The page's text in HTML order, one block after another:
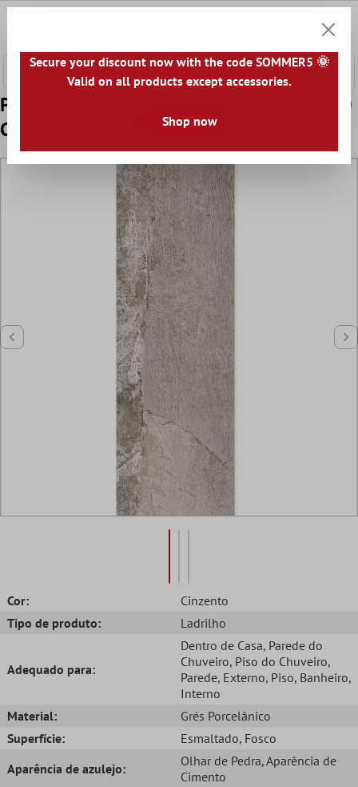
Padrão Ladrilho Olhar de Pedra Polaris R10
Cinza 30x120cm
Cor:
Cinzento
Tipo de produto:
Ladrilho
Adequado para:
Dentro de Casa, Parede do
Chuveiro, Piso do Chuveiro,
Parede, Externo, Piso, Banheiro,
Interno
Material:
Grés Porcelânico
Superfície:
Esmaltado, Fosco
Aparência de azulejo:
Olhar de Pedra, Aparência de
Cimento
Secure your discount now with the code SOMMER5 🌞
Valid on all products except accessories.
Shop now